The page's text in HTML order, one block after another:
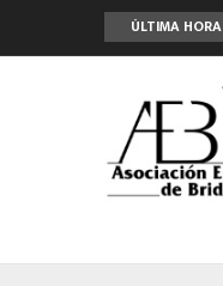
ÚLTIMA HORA